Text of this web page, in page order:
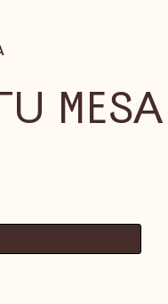
MESA